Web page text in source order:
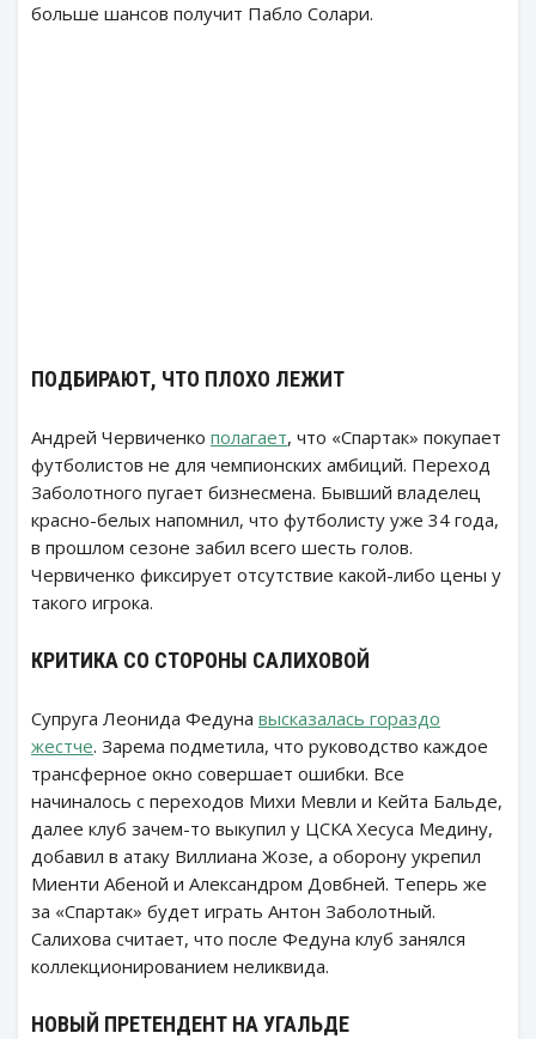
больше шансов получит Пабло Солари.
ПОДБИРАЮТ, ЧТО ПЛОХО ЛЕЖИТ
Андрей Червиченко полагает, что «Спартак» покупает
футболистов не для чемпионских амбиций. Переход
Заболотного пугает бизнесмена. Бывший владелец
красно-белых напомнил, что футболисту уже 34 года,
в прошлом сезоне забил всего шесть голов.
Червиченко фиксирует отсутствие какой-либо цены у
такого игрока.
КРИТИКА СО СТОРОНЫ САЛИХОВОЙ
Супруга Леонида Федуна высказалась гораздо
жестче. Зарема подметила, что руководство каждое
трансферное окно совершает ошибки. Все
начиналось с переходов Михи Мевли и Кейта Бальде,
далее клуб зачем-то выкупил у ЦСКА Хесуса Медину,
добавил в атаку Виллиана Жозе, а оборону укрепил
Миенти Абеной и Александром Довбней. Теперь же
за «Спартак» будет играть Антон Заболотный.
Салихова считает, что после Федуна клуб занялся
коллекционированием неликвида.
НОВЫЙ ПРЕТЕНДЕНТ НА УГАЛЬДЕ